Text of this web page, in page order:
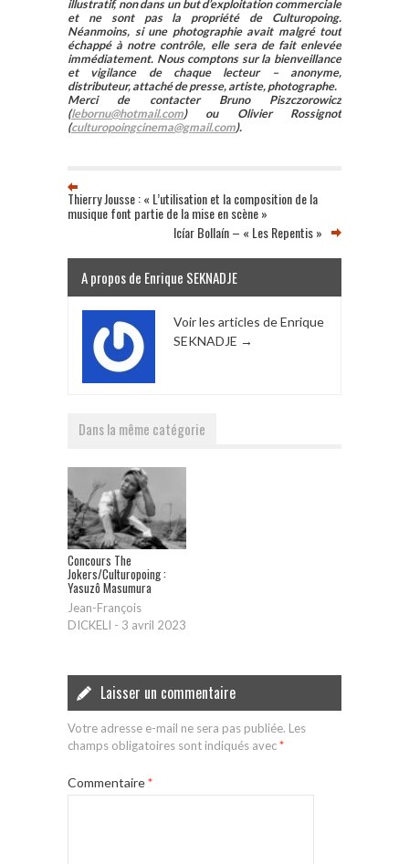
illustratif, non dans un but d’exploitation commerciale
et ne sont pas la propriété de Culturopoing.
Néanmoins, si une photographie avait malgré tout
échappé à notre contrôle, elle sera de fait enlevée
immédiatement. Nous comptons sur la bienveillance
et vigilance de chaque lecteur – anonyme,
distributeur, attaché de presse, artiste, photographe.
Merci de contacter Bruno Piszczorowicz
(lebornu@hotmail.com) ou Olivier Rossignot
(culturopoingcinema@gmail.com).
Thierry Jousse : « L’utilisation et la composition de la
musique font partie de la mise en scène »
Icíar Bollaín – « Les Repentis »
A propos de Enrique SEKNADJE
Voir les articles de Enrique
SEKNADJE →
Dans la même catégorie
Concours The
Jokers/Culturopoing :
Yasuzô Masumura
Jean-François
DICKELI - 3 avril 2023
Laisser un commentaire
Votre adresse e-mail ne sera pas publiée. Les
champs obligatoires sont indiqués avec*
Commentaire*